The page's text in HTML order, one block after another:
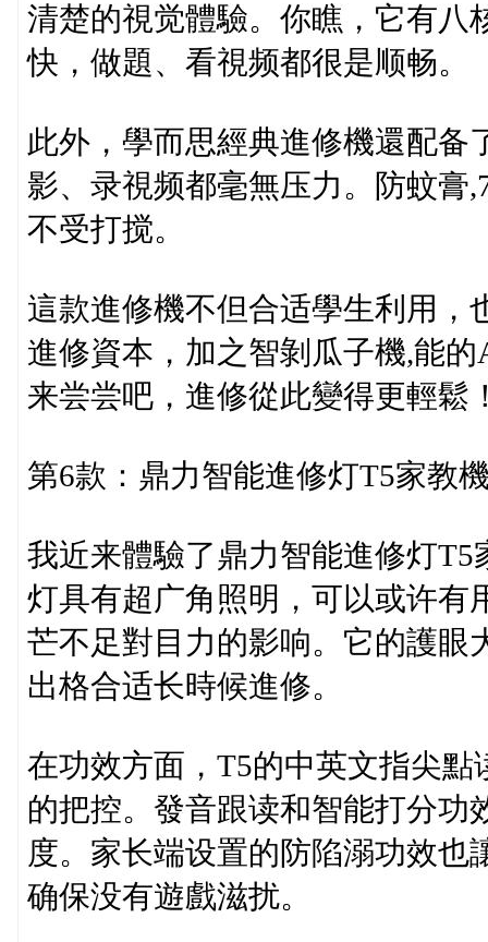
清楚的視觉體驗。你瞧，它有八
快，做題、看視频都很是顺畅。
此外，學而思經典進修機還配备
影、录視频都毫無压力。防蚊膏
不受打搅。
這款進修機不但合适學生利用，
進修資本，加之智剝瓜子機,能
来尝尝吧，進修從此變得更輕鬆
第6款：鼎力智能進修灯T5家教
我近来體驗了鼎力智能進修灯
灯具有超广角照明，可以或许有
芒不足對目力的影响。它的護眼
出格合适长時候進修。
在功效方面，T5的中英文指尖
的把控。發音跟读和智能打分功
度。家长端设置的防陷溺功效也
确保没有遊戲滋扰。